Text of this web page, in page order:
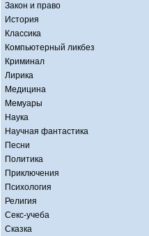
Закон и право
История
Классика
Компьютерный ликбез
Криминал
Лирика
Медицина
Мемуары
Наука
Научная фантастика
Песни
Политика
Приключения
Психология
Религия
Секс-учеба
Сказка